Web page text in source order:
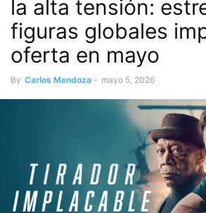
la alta tensión:
figuras globales
oferta en mayo
By Carlos Mendoza - mayo 5, 2026